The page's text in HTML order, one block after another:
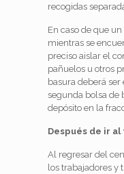
recogidas
En caso de que
mientras se
preciso aislar el
pañuelos u otros
basura deberá
segunda bolsa de
depósito en la
Después de ir
Al regresar del
los trabajadores y